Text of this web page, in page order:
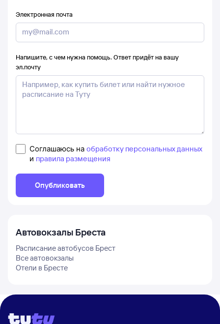
Электронная почта
Напишите, с чем нужна помощь. Ответ придёт на вашу
эл.почту
Соглашаюсь на обработку персональных данных
и правила размещения
Опубликовать
Автовокзалы Бреста
Расписание автобусов Брест
Все автовокзалы
Отели в Бресте